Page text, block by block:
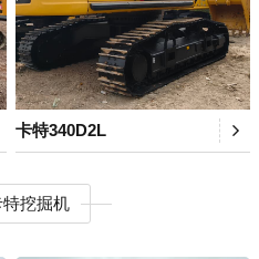
卡特340D2L
特挖掘机